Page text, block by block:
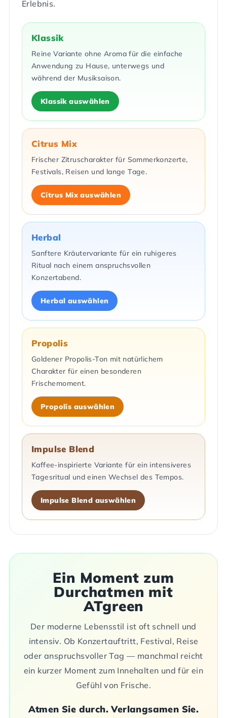
Erlebnis.
Klassik
Reine Variante ohne Aroma für die einfache
Anwendung zu Hause, unterwegs und
während der Musiksaison.
Klassik auswählen
Citrus Mix
Frischer Zitruscharakter für Sommerkonzerte,
Festivals, Reisen und lange Tage.
Citrus Mix auswählen
Herbal
Sanftere Kräutervariante für ein ruhigeres
Ritual nach einem anspruchsvollen
Konzertabend.
Herbal auswählen
Propolis
Goldener Propolis-Ton mit natürlichem
Charakter für einen besonderen
Frischemoment.
Propolis auswählen
Impulse Blend
Kaffee-inspirierte Variante für ein intensiveres
Tagesritual und einen Wechsel des Tempos.
Impulse Blend auswählen
Ein Moment zum
Durchatmen mit
ATgreen
Der moderne Lebensstil ist oft schnell und
intensiv. Ob Konzertauftritt, Festival, Reise
oder anspruchsvoller Tag — manchmal reicht
ein kurzer Moment zum Innehalten und für ein
Gefühl von Frische.
Atmen Sie durch. Verlangsamen Sie.